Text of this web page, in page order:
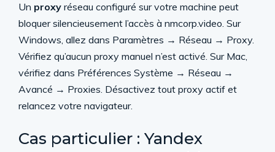
Un proxy réseau configuré sur votre machine peut
bloquer silencieusement l’accès à nmcorp.video. Sur
Windows, allez dans Paramètres → Réseau → Proxy.
Vérifiez qu’aucun proxy manuel n’est activé. Sur Mac,
vérifiez dans Préférences Système → Réseau →
Avancé → Proxies. Désactivez tout proxy actif et
relancez votre navigateur.
Cas particulier : Yandex